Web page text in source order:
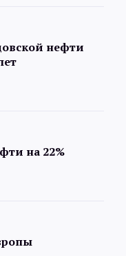
нефти
на 22%